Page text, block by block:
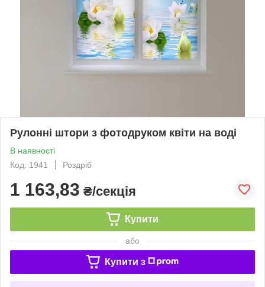
Рулонні штори з фотодруком квіти на воді
В наявності
Код: 1941
Роздріб
1 163,83 ₴/секція
Купити
або
Купити з